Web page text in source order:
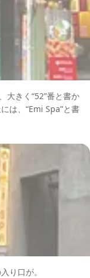
大きく“52”番と書か
は、“Emi Spa”と書
り口が。